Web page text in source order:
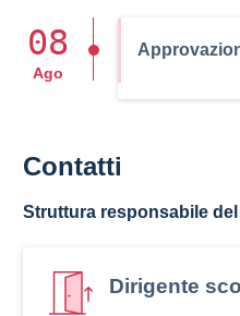
08
Ago
Contatti
Struttura responsabile
Dirigente